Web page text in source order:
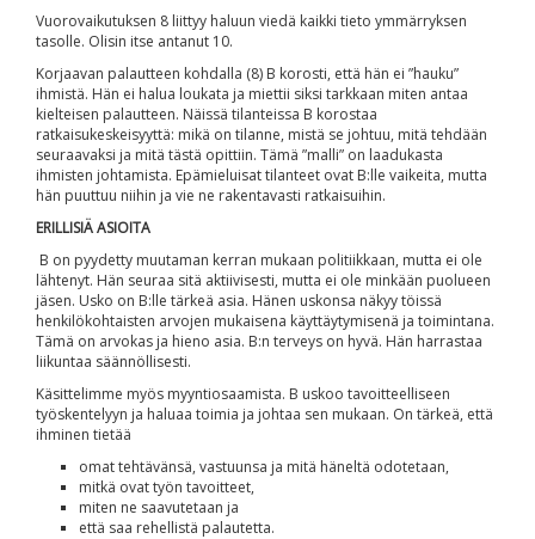
Vuorovaikutuksen 8 liittyy haluun viedä kaikki tieto ymmärryksen
tasolle. Olisin itse antanut 10.
Korjaavan palautteen kohdalla (8) B korosti, että hän ei ”hauku”
ihmistä. Hän ei halua loukata ja miettii siksi tarkkaan miten antaa
kielteisen palautteen. Näissä tilanteissa B korostaa
ratkaisukeskeisyyttä: mikä on tilanne, mistä se johtuu, mitä tehdään
seuraavaksi ja mitä tästä opittiin. Tämä ”malli” on laadukasta
ihmisten johtamista. Epämieluisat tilanteet ovat B:lle vaikeita, mutta
hän puuttuu niihin ja vie ne rakentavasti ratkaisuihin.
ERILLISIÄ ASIOITA
B on pyydetty muutaman kerran mukaan politiikkaan, mutta ei ole
lähtenyt. Hän seuraa sitä aktiivisesti, mutta ei ole minkään puolueen
jäsen. Usko on B:lle tärkeä asia. Hänen uskonsa näkyy töissä
henkilökohtaisten arvojen mukaisena käyttäytymisenä ja toimintana.
Tämä on arvokas ja hieno asia. B:n terveys on hyvä. Hän harrastaa
liikuntaa säännöllisesti.
Käsittelimme myös myyntiosaamista. B uskoo tavoitteelliseen
työskentelyyn ja haluaa toimia ja johtaa sen mukaan. On tärkeä, että
ihminen tietää
omat tehtävänsä, vastuunsa ja mitä häneltä odotetaan,
mitkä ovat työn tavoitteet,
miten ne saavutetaan ja
että saa rehellistä palautetta.